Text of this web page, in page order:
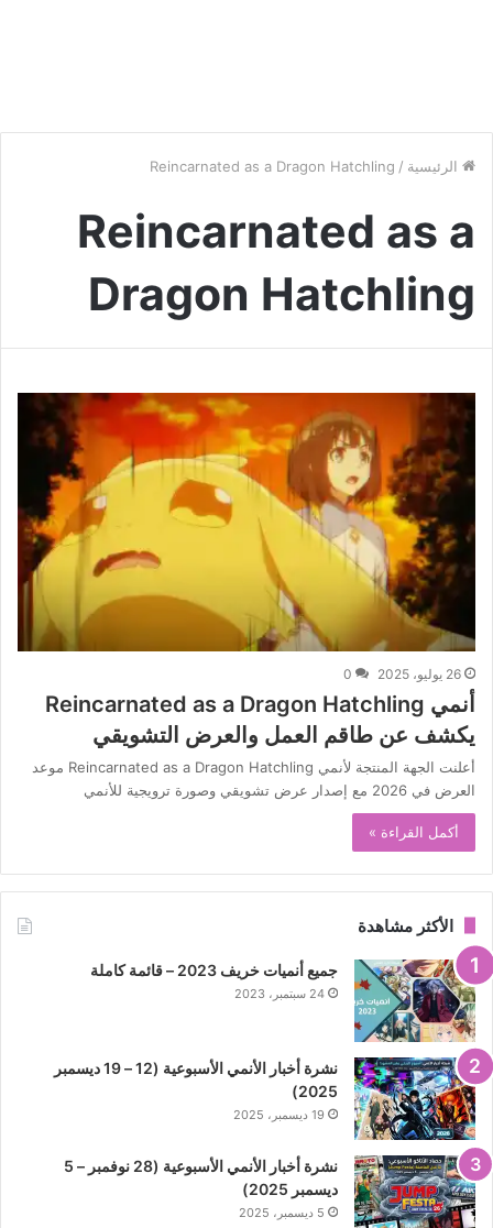
الرئيسية /
Reincarnated as a Dragon Hatchling
Reincarnated as a
Dragon Hatchling
26 يوليو، 2025 0
أنمي Reincarnated as a Dragon Hatchling
يكشف عن طاقم العمل والعرض التشويقي
أعلنت الجهة المنتجة لأنمي Reincarnated as a Dragon Hatchling موعد
العرض في 2026 مع إصدار عرض تشويقي وصورة ترويجية للأنمي
أكمل القراءة »
الأكثر مشاهدة
جميع أنميات خريف 2023 – قائمة كاملة
24 سبتمبر، 2023
نشرة أخبار الأنمي الأسبوعية (12 – 19 ديسمبر
2025)
19 ديسمبر، 2025
نشرة أخبار الأنمي الأسبوعية (28 نوفمبر – 5
ديسمبر 2025)
5 ديسمبر، 2025